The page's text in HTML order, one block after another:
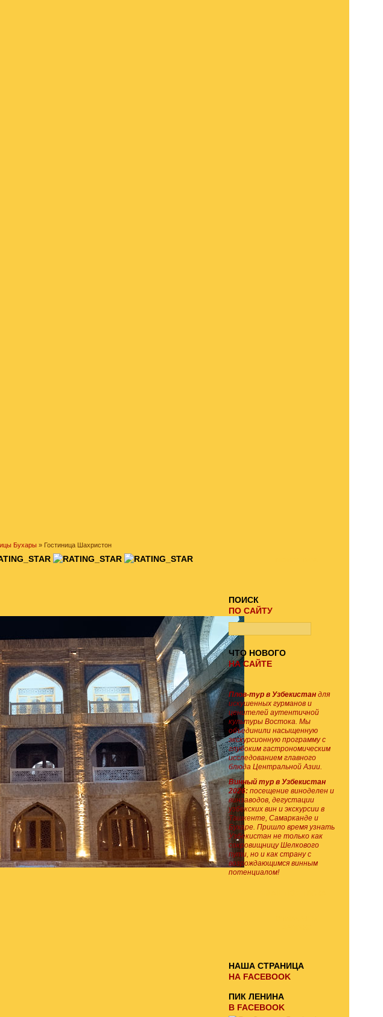
Бухары » Гостиница Шахристон
ПОИСК
ПО САЙТУ
ЧТО НОВОГО
НА САЙТЕ
Плов-тур в Узбекистан для
искушенных гурманов и
ценителей аутентичной
культуры Востока. Мы
объединили насыщенную
экскурсионную программу с
глубоким гастрономическим
исследованием главного
блюда Центральной Азии.
Винный тур в Узбекистан
2026: посещение виноделен и
винзаводов, дегустации
узбекских вин и экскурсии в
Ташкенте, Самарканде и
Бухаре. Пришло время узнать
Узбекистан не только как
сокровищницу Шелкового
пути, но и как страну с
возрождающимся винным
потенциалом!
НАША СТРАНИЦА
НА FACEBOOK
ПИК ЛЕНИНА
В FACEBOOK